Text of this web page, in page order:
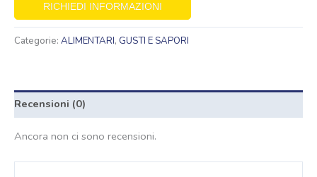
RICHIEDI INFORMAZIONI
Categorie: ALIMENTARI, GUSTI E SAPORI
Recensioni (0)
Ancora non ci sono recensioni.